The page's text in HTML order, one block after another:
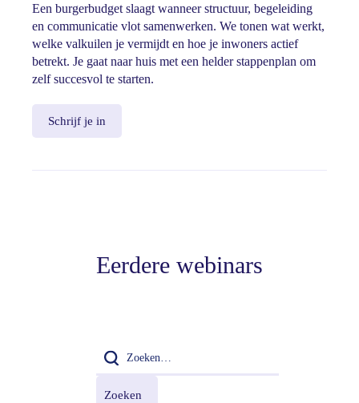
Een burgerbudget slaagt wanneer structuur, begeleiding
en communicatie vlot samenwerken. We tonen wat werkt,
welke valkuilen je vermijdt en hoe je inwoners actief
betrekt. Je gaat naar huis met een helder stappenplan om
zelf succesvol te starten.
Schrijf je in
Eerdere webinars